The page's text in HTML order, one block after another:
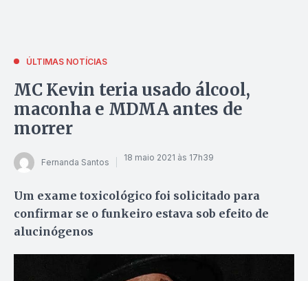
ÚLTIMAS NOTÍCIAS
MC Kevin teria usado álcool,
maconha e MDMA antes de
morrer
Fernanda Santos 18 maio 2021 às 17h39
Um exame toxicológico foi solicitado para
confirmar se o funkeiro estava sob efeito de
alucinógenos